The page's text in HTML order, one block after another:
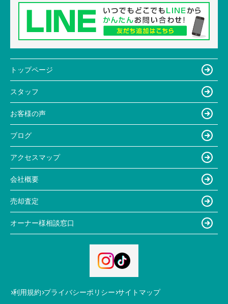
トップページ
スタッフ
お客様の声
ブログ
アクセスマップ
会社概要
売却査定
オーナー様相談窓口
利用規約 プライバシーポリシー サイトマップ